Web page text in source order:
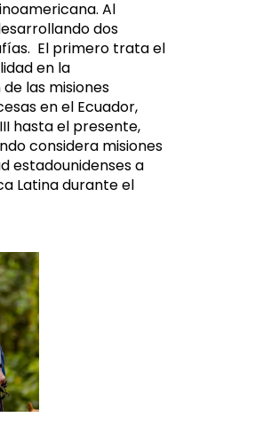
Al
dos
El primero trata el
en la
las misiones
en el Ecuador,
hasta el presente,
considera misiones
estadounidenses a
Latina durante el